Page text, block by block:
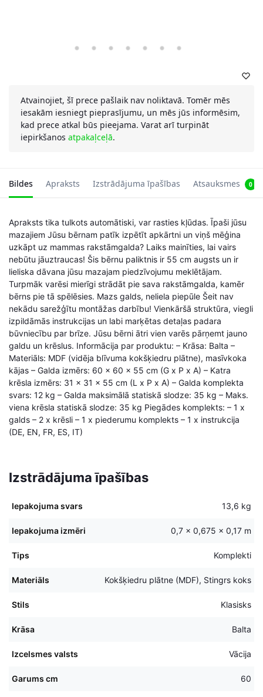
Atvainojiet, šī prece pašlaik nav noliktavā. Tomēr mēs
iesakām iesniegt pieprasījumu, un mēs jūs informēsim,
kad prece atkal būs pieejama. Varat arī turpināt
iepirkšanos atpakaļceļā.
Bildes Apraksts Izstrādājuma īpašības Atsauksmes 0
Apraksts tika tulkots automātiski, var rasties kļūdas. Īpaši jūsu
mazajiem Jūsu bērnam patīk izpētīt apkārtni un viņš mēģina
uzkāpt uz mammas rakstāmgalda? Laiks mainīties, lai vairs
nebūtu jāuztraucas! Šis bērnu paliktnis ir 55 cm augsts un ir
lieliska dāvana jūsu mazajam piedzīvojumu meklētājam.
Turpmāk varēsi mierīgi strādāt pie sava rakstāmgalda, kamēr
bērns pie tā spēlēsies. Mazs galds, neliela piepūle Šeit nav
nekādu sarežģītu montāžas darbību! Vienkāršā struktūra, viegli
izpildāmās instrukcijas un labi marķētas detaļas padara
būvniecību par brīze. Jūsu bērni ātri vien varēs pārņemt jauno
galdu un krēslus. Informācija par produktu: – Krāsa: Balta –
Materiāls: MDF (vidēja blīvuma kokšķiedru plātne), masīvkoka
kājas – Galda izmērs: 60 x 60 x 55 cm (G x P x A) – Katra
krēsla izmērs: 31 x 31 x 55 cm (L x P x A) – Galda komplekta
svars: 12 kg – Galda maksimālā statiskā slodze: 35 kg – Maks.
viena krēsla statiskā slodze: 35 kg Piegādes komplekts: – 1 x
galds – 2 x krēsli – 1 x piederumu komplekts – 1 x instrukcija
(DE, EN, FR, ES, IT)
Izstrādājuma īpašības
Iepakojuma svars 13,6 kg
Iepakojuma izmēri 0,7 × 0,675 × 0,17 m
Tips Komplekti
Materiāls Kokšķiedru plātne (MDF), Stingrs koks
Stils Klasisks
Krāsa Balta
Izcelsmes valsts Vācija
Garums cm 60